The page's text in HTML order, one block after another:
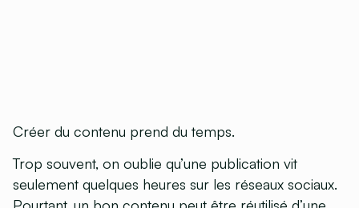
Créer du contenu prend du temps.
Trop souvent, on oublie qu’une publication vit
seulement quelques heures sur les réseaux sociaux.